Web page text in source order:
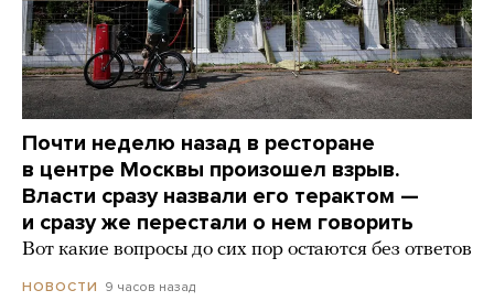
Почти неделю назад в ресторане
в центре Москвы произошел взрыв.
Власти сразу назвали его терактом —
и сразу же перестали о нем говорить
Вот какие вопросы до сих пор остаются без ответов
НОВОСТИ 9 часов назад